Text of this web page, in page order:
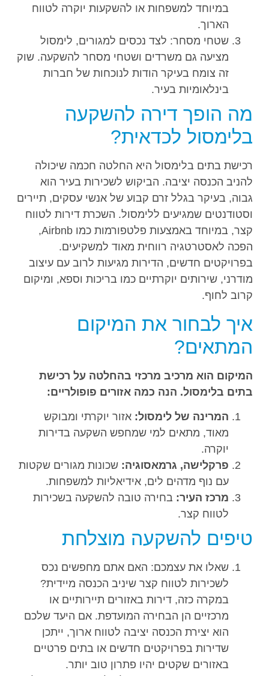
במיוחד למשפחות או להשקעות יוקרה לטווח
הארוך.
שטחי מסחר: לצד נכסים למגורים, לימסול
מציעה גם משרדים ושטחי מסחר להשקעה. שוק
זה צומח בעיקר הודות לנוכחות של חברות
בינלאומיות בעיר.
מה הופך דירה להשקעה
בלימסול לכדאית?
רכישת בתים בלימסול היא החלטה חכמה שיכולה
להניב הכנסה יציבה. הביקוש לשכירות בעיר הוא
גבוה, בעיקר בגלל זרם קבוע של אנשי עסקים, תיירים
וסטודנטים שמגיעים ללימסול. השכרת דירות לטווח
קצר, במיוחד באמצעות פלטפורמות כמו Airbnb,
הפכה לאסטרטגיה רווחית מאוד למשקיעים.
בפרויקטים חדשים, הדירות מגיעות לרוב עם עיצוב
מודרני, שירותים יוקרתיים כמו בריכות וספא, ומיקום
קרוב לחוף.
איך לבחור את המיקום
המתאים?
המיקום הוא מרכיב מרכזי בהחלטה על רכישת
בתים בלימסול. הנה כמה אזורים פופולריים:
המרינה של לימסול: אזור יוקרתי ומבוקש
מאוד, מתאים למי שמחפש השקעה בדירות
יוקרה.
פרקלישה, גרמאסוגיה: שכונות מגורים שקטות
עם נוף מדהים לים, אידיאליות למשפחות.
מרכז העיר: בחירה טובה להשקעה בשכירות
לטווח קצר.
טיפים להשקעה מוצלחת
שאלו את עצמכם: האם אתם מחפשים נכס
לשכירות לטווח קצר שיניב הכנסה מיידית?
במקרה כזה, דירות באזורים תיירותיים או
מרכזיים הן הבחירה המועדפת. אם היעד שלכם
הוא יצירת הכנסה יציבה לטווח ארוך, ייתכן
שדירות בפרויקטים חדשים או בתים פרטיים
באזורים שקטים יהיו פתרון טוב יותר.